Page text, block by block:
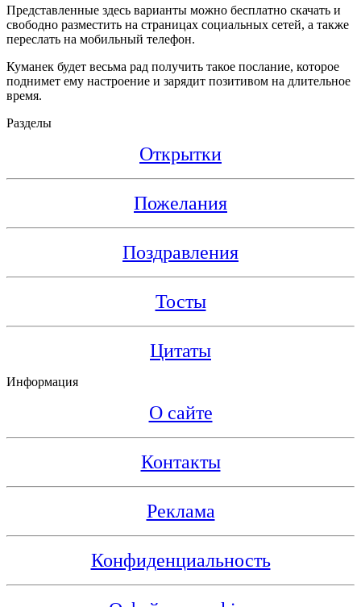
Представленные здесь варианты можно бесплатно скачать и
свободно разместить на страницах социальных сетей, а также
переслать на мобильный телефон.
Куманек будет весьма рад получить такое послание, которое
поднимет ему настроение и зарядит позитивом на длительное
время.
Разделы
Открытки
Пожелания
Поздравления
Тосты
Цитаты
Информация
О сайте
Контакты
Реклама
Конфиденциальность